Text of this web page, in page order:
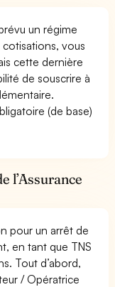
un régime
vous
cette dernière
de souscrire à
(de base)
l’Assurance
pour un arrêt de
en tant que TNS
Tout d’abord,
/ Opératrice